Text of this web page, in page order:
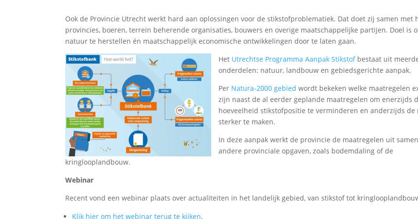
Ook de Provincie Utrecht werkt hard aan oplossingen voor de stikstofproblematiek. Dat doet zij samen met
provincies, boeren, terrein beherende organisaties, bouwers en overige maatschappelijke partijen. Doel is
natuur te herstellen én maatschappelijk economische ontwikkelingen door te laten gaan.
Het Utrechtse Programma Aanpak Stikstofbestaat uit
onderdelen: natuur, landbouw en gebiedsgerichte aanpak.
Per Natura-2000 gebied wordt bekeken welke maatregelen
zijn naast de al eerder geplande maatregelen om enerzijds
hoeveelheid stikstofpositie te verminderen en anderzijds de
sterker te maken.
In deze aanpak werkt de provincie de maatregelen uit
andere provinciale opgaven, zoals bodemdaling of de
kringlooplandbouw.
Webinar
Recent vond een webinar plaats over actualiteiten in het landelijk gebied, van stikstof tot
Klik hier om het webinar terug te kijken.